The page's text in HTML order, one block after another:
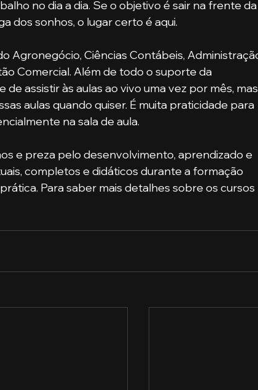
no dia a dia. Se o objetivo é sair na frente da
dos sonhos, o lugar certo é aqui.
Comercial. Além de todo o suporte da
assistir às aulas ao vivo uma vez por mês, mas
aulas quando quiser. É muita praticidade para
na sala de aula.
completos e didáticos durante a formação
Para saber mais detalhes sobre os cursos